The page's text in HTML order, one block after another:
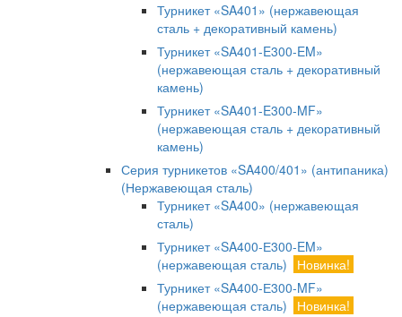
Турникет «SA401» (нержавеющая
сталь + декоративный камень)
Турникет «SA401-E300-EM»
(нержавеющая сталь + декоративный
камень)
Турникет «SA401-E300-MF»
(нержавеющая сталь + декоративный
камень)
Серия турникетов «SA400/401» (антипаника)
(Нержавеющая сталь)
Турникет «SA400» (нержавеющая
сталь)
Турникет «SA400-Е300-EM»
(нержавеющая сталь)
Новинка!
Турникет «SA400-Е300-MF»
(нержавеющая сталь)
Новинка!